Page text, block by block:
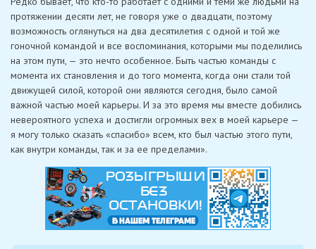
протяжении десяти лет, не говоря уже о двадцати, поэтому
возможность оглянуться на два десятилетия с одной и той же
гоночной командой и все воспоминания, которыми мы поделились
на этом пути, — это нечто особенное. Быть ​​частью команды с
момента их становления и до того момента, когда они стали той
движущей силой, которой они являются сегодня, было самой
важной частью моей карьеры. И за это время мы вместе добились
невероятного успеха и достигли огромных вех в моей карьере —
я могу только сказать «спасибо» всем, кто был частью этого пути,
как внутри команды, так и за ее пределами».